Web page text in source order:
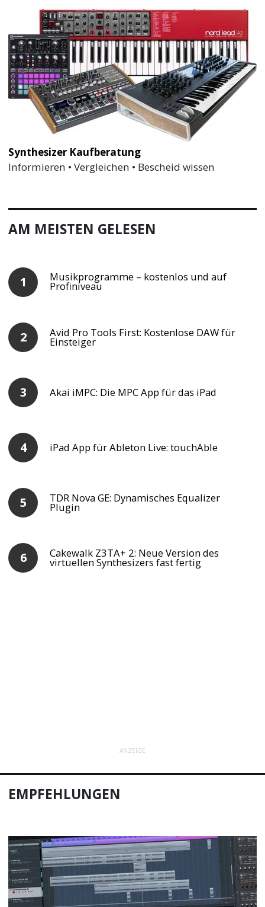
Synthesizer Kaufberatung
Informieren • Vergleichen • Bescheid wissen
AM MEISTEN GELESEN
Musikprogramme – kostenlos und auf
Profiniveau
Avid Pro Tools First: Kostenlose DAW für
Einsteiger
Akai iMPC: Die MPC App für das iPad
iPad App für Ableton Live: touchAble
TDR Nova GE: Dynamisches Equalizer
Plugin
Cakewalk Z3TA+ 2: Neue Version des
virtuellen Synthesizers fast fertig
ANZEIGE
EMPFEHLUNGEN